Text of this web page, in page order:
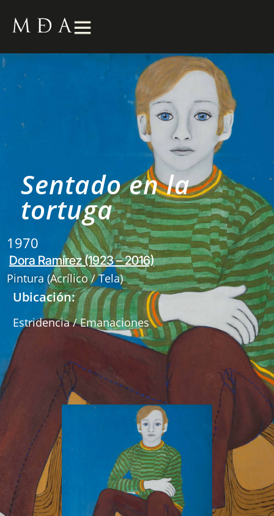
Sentado en la
tortuga
1970
Dora Ramírez (1923 – 2016)
Pintura (Acrílico / Tela)
Ubicación:
Estridencia / Emanaciones